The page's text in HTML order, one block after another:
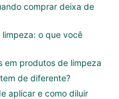
comprar deixa de
o que você
em produtos de limpeza
de diferente?
aplicar e como diluir